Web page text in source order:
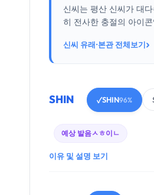
신씨는 평산 신씨가 대
히 전사한 충절의 아이
신씨 유래·본관 전체보기›
SHIN ✓SHIN96%
예상 발음ㅅㅎ이ㄴ
이유 및 설명 보기